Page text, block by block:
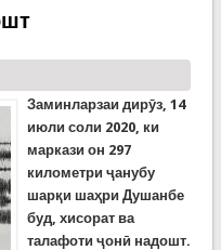
Заминларзаи дирӯз, 14
июли соли 2020, ки
маркази он 297
километри ҷанубу
шарқи шаҳри Душанбе
буд, хисорат ва
талафоти ҷонӣ надошт.